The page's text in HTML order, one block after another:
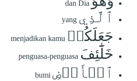
dan Dia
ٱلَّذِي yang
جَعَلَكُمۡ menjadikan kamu
خَلَٰٓئِفَ penguasa-penguasa
ٱلۡأَرۡضِ bumi